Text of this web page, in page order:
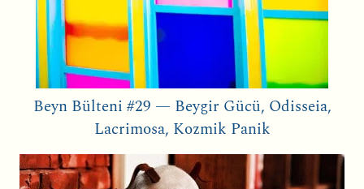
Beyn Bülteni #29 — Beygir Gücü, Odisseia,
Lacrimosa, Kozmik Panik